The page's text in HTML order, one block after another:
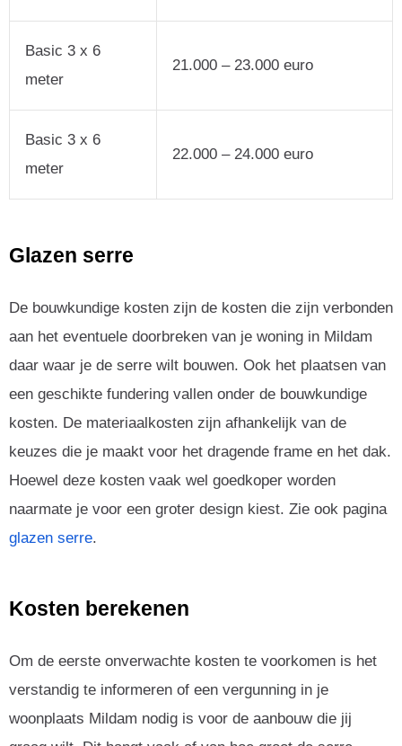
Basic 3 x 6
meter
21.000 – 23.000 euro
Basic 3 x 6
meter
22.000 – 24.000 euro
Glazen serre
De bouwkundige kosten zijn de kosten die zijn verbonden
aan het eventuele doorbreken van je woning in Mildam
daar waar je de serre wilt bouwen. Ook het plaatsen van
een geschikte fundering vallen onder de bouwkundige
kosten. De materiaalkosten zijn afhankelijk van de
keuzes die je maakt voor het dragende frame en het dak.
Hoewel deze kosten vaak wel goedkoper worden
naarmate je voor een groter design kiest. Zie ook pagina
glazen serre.
Kosten berekenen
Om de eerste onverwachte kosten te voorkomen is het
verstandig te informeren of een vergunning in je
woonplaats Mildam nodig is voor de aanbouw die jij